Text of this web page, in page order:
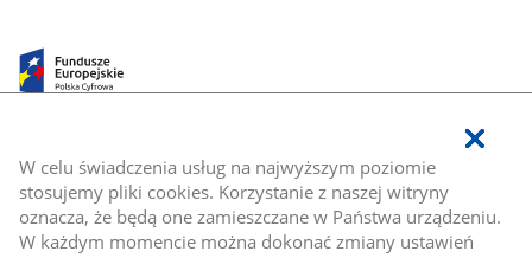
W celu świadczenia usług na najwyższym poziomie
stosujemy pliki cookies. Korzystanie z naszej witryny
oznacza, że będą one zamieszczane w Państwa urządzeniu.
W każdym momencie można dokonać zmiany ustawień